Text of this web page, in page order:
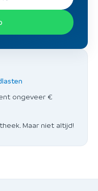
ongeveer €
Maar niet altijd!